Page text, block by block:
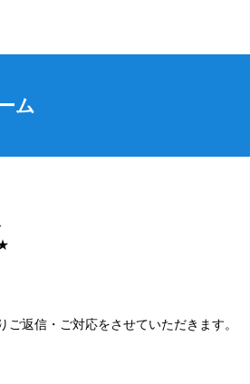
ム
返信・ご対応をさせていただきます。